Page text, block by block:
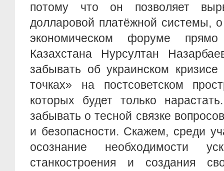
потому что он позволяет
долларовой платёжной системы,
экономическом форуме
Казахстана Нурсултан
забывать об украинском
точках» на постсоветском
которых будет только
забывать о тесной связке
и безопасности. Скажем, среди
осознание необходимости
станкостроения и создания